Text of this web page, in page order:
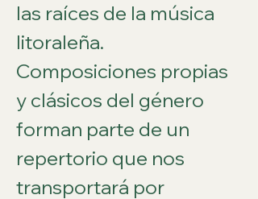
las raíces de la música
litoraleña.
Composiciones propias
y clásicos del género
forman parte de un
repertorio que nos
transportará por